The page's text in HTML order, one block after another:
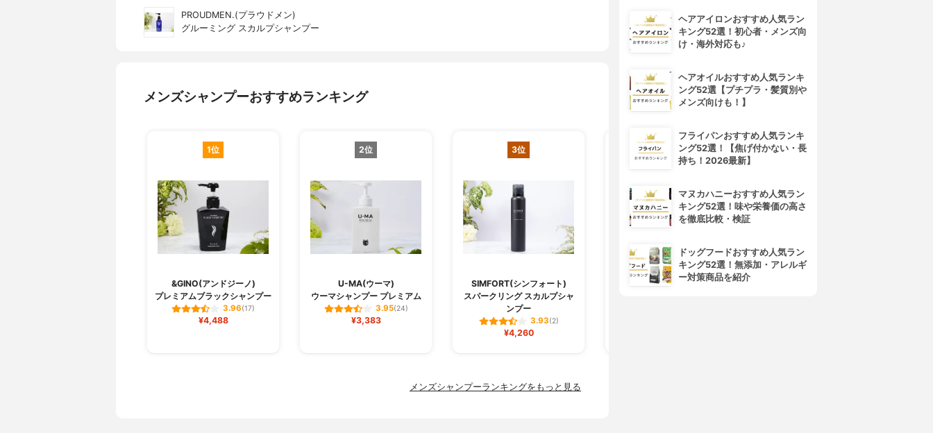
PROUDMEN.(プラウドメン)
グルーミング スカルプシャンプー
メンズシャンプーおすすめランキング
1位
&GINO(アンドジーノ)
プレミアムブラックシャンプー
3.96(17)
¥4,488
2位
U-MA(ウーマ)
ウーマシャンプー プレミアム
3.95(24)
¥3,383
3位
SIMFORT(シンフォート)
スパークリング スカルプシャ
ンプー
3.93(2)
¥4,260
MARO17(マーロ17)
メンズシャンプーランキングをもっと見る
ヘアアイロンおすすめ人気ラン
キング52選！初心者・メンズ向
け・海外対応も♪
ヘアオイルおすすめ人気ランキ
ング52選【プチプラ・髪質別や
メンズ向けも！】
フライパンおすすめ人気ランキ
ング52選！【焦げ付かない・長
持ち！2026最新】
マヌカハニーおすすめ人気ラン
キング52選！味や栄養価の高さ
を徹底比較・検証
ドッグフードおすすめ人気ラン
キング52選！無添加・アレルギ
ー対策商品を紹介